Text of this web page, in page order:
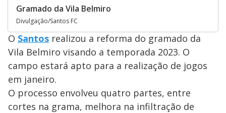
Gramado da Vila Belmiro
Divulgação/Santos FC
O Santos realizou a reforma do gramado da
Vila Belmiro visando a temporada 2023. O
campo estará apto para a realização de jogos
em janeiro.
O processo envolveu quatro partes, entre
cortes na grama, melhora na infiltração de